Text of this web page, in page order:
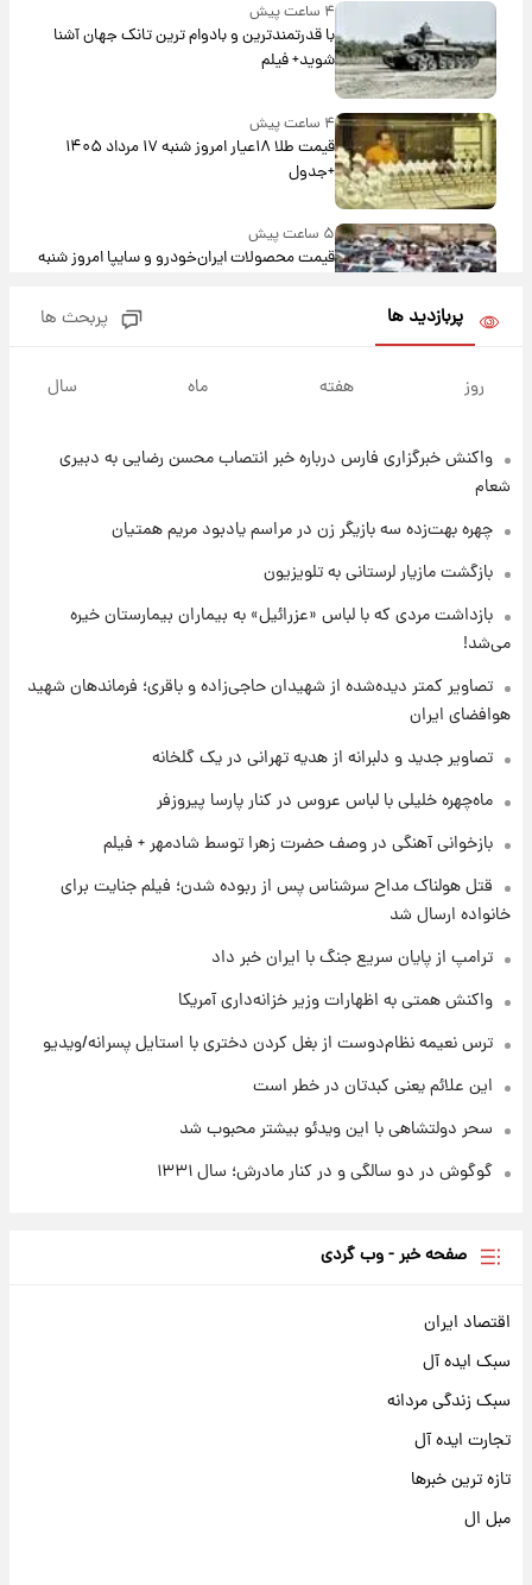
۴ ساعت پیش
با قدرتمندترین و بادوام ترین تانک جهان آشنا
شوید+ فیلم
۴ ساعت پیش
قیمت طلا ۱۸عیار امروز شنبه ۱۷ مرداد ۱۴۰۵
+جدول
۵ ساعت پیش
قیمت محصولات ایران‌خودرو و سایپا امروز شنبه
شنبه ۱۷ مرداد ۱۴۰۵
۱۸ ساعت پیش
۲۳ ساعت پیش
باقری؛ فرماندهان شهید هوافضای ایران
۱ روز پیش
قیمت خودروهای سایپا تغییر کرد؛ لیست قیمت
قیمت‌ها تغییر کرد
+جدول
پربازدید ها پربحث ها
روز هفته ماه سال
واکنش خبرگزاری فارس درباره خبر انتصاب محسن رضایی به دبیری
شعام
چهره بهت‌زده سه بازیگر زن در مراسم یادبود مریم همتیان
بازگشت مازیار لرستانی به تلویزیون
بازداشت مردی که با لباس «عزرائیل» به بیماران بیمارستان خیره
می‌شد!
تصاویر کمتر دیده‌شده از شهیدان حاجی‌زاده و باقری؛ فرماندهان شهید
هوافضای ایران
تصاویر جدید و دلبرانه از هدیه تهرانی در یک گلخانه
ماه‌چهره خلیلی با لباس عروس در کنار پارسا پیروزفر
بازخوانی آهنگی در وصف حضرت زهرا توسط شادمهر + فیلم
قتل هولناک مداح سرشناس پس از ربوده شدن؛ فیلم جنایت برای
خانواده ارسال شد
ترامپ از پایان سریع جنگ با ایران خبر داد
واکنش همتی به اظهارات وزیر خزانه‌داری آمریکا
ترس نعیمه نظام‌دوست از بغل کردن دختری با استایل پسرانه/ویدیو
این علائم یعنی کبدتان در خطر است
سحر دولتشاهی با این ویدئو بیشتر محبوب شد
گوگوش در دو سالگی و در کنار مادرش؛ سال ۱۳۳۱
صفحه خبر - وب گردی
اقتصاد ایران
سبک ایده آل
سبک زندگی مردانه
تجارت ایده آل
تازه ترین خبرها
مبل ال